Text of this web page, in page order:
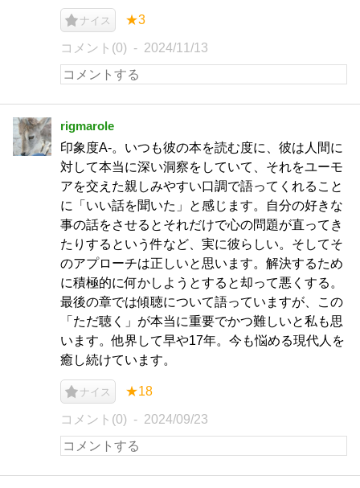
ナイス ★3
コメント(0) 2024/11/13
rigmarole
印象度A-。いつも彼の本を読む度に、彼は人間に
対して本当に深い洞察をしていて、それをユーモ
アを交えた親しみやすい口調で語ってくれること
に「いい話を聞いた」と感じます。自分の好きな
事の話をさせるとそれだけで心の問題が直ってき
たりするという件など、実に彼らしい。そしてそ
のアプローチは正しいと思います。解決するため
に積極的に何かしようとすると却って悪くする。
最後の章では傾聴について語っていますが、この
「ただ聴く」が本当に重要でかつ難しいと私も思
います。他界して早や17年。今も悩める現代人を
癒し続けています。
ナイス ★18
コメント(0) 2024/09/23